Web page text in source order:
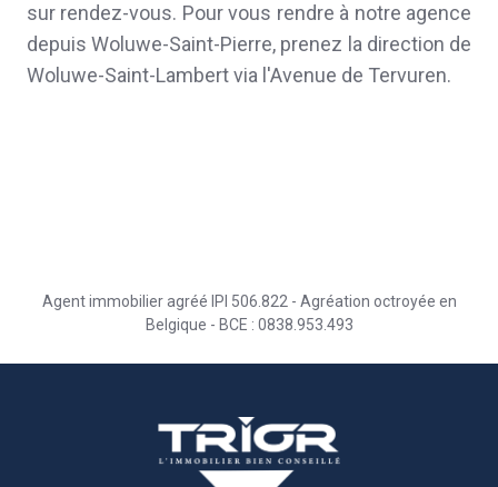
sur rendez-vous. Pour vous rendre à notre agence
depuis Woluwe-Saint-Pierre, prenez la direction de
Woluwe-Saint-Lambert via l'Avenue de Tervuren.
Agent immobilier agréé IPI 506.822 - Agréation octroyée en
Belgique - BCE : 0838.953.493